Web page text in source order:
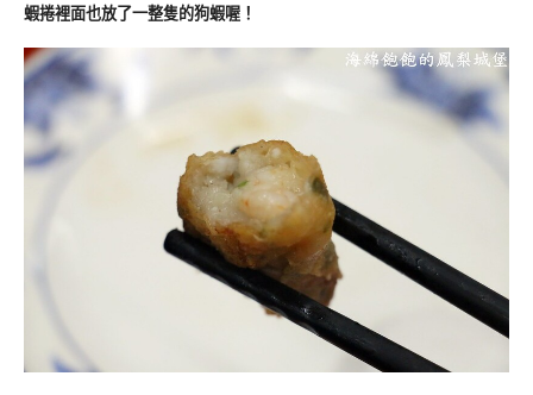
蝦捲裡面也放了一整隻的狗蝦喔！